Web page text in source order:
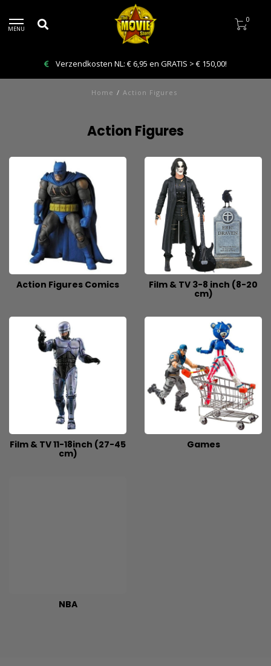
MENU
0
Verzendkosten NL: € 6,95 en GRATIS > € 150,00!
Home / Action Figures
Action Figures
Action Figures Comics Film & TV 3-8 inch (8-20
cm)
Film & TV 11-18inch (27-45
cm)
Games
NBA